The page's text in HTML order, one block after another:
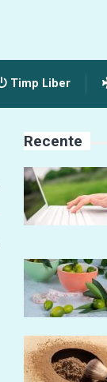
Timp Liber
Recente